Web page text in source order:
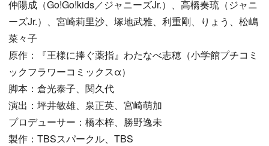
仲陽成（Go!Go!kids／ジャニーズJr.）、高橋奏琉（ジャニ
ーズJr.）、宮崎莉里沙、塚地武雅、利重剛、りょう、松嶋
菜々子
原作：『王様に捧ぐ薬指』わたなべ志穂（小学館プチコミ
ックフラワーコミックスα）
脚本：倉光泰子、関久代
演出：坪井敏雄、泉正英、宮崎萌加
プロデューサー：橋本梓、勝野逸未
製作：TBSスパークル、TBS